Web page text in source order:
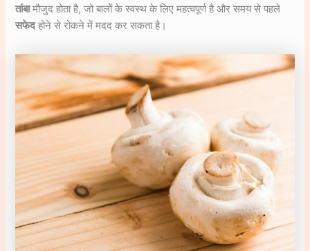
तांबामौजुद होता है, जो बालों के स्वस्थ के लिए महत्वपूर्ण है और समय से पहले
सफेदहोने से रोकने में मदद कर सकता है।